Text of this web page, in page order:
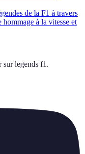
de la F1 à travers
à la vitesse et
sur legends f1.